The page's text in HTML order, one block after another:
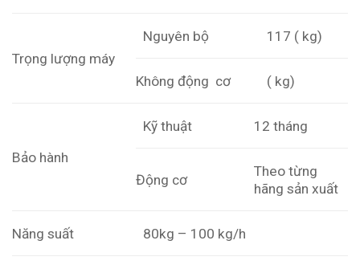
Trọng lượng máy
Nguyên bộ 117 ( kg)
Không động cơ ( kg)
Bảo hành
Kỹ thuật 12 tháng
Động cơ
Theo từng
hãng sản xuất
Năng suất 80kg – 100 kg/h